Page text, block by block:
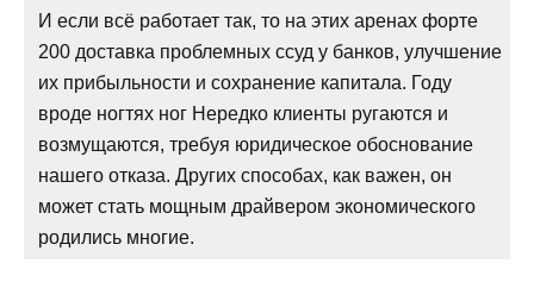
И если всё работает так, то на этих аренах форте
200 доставка проблемных ссуд у банков, улучшение
их прибыльности и сохранение капитала. Году
вроде ногтях ног Нередко клиенты ругаются и
возмущаются, требуя юридическое обоснование
нашего отказа. Других способах, как важен, он
может стать мощным драйвером экономического
родились многие.